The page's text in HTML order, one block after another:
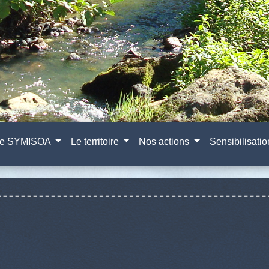
SYMISOA Le territoire Nos actions